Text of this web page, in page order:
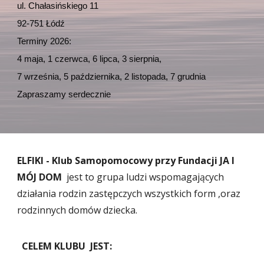
ul. Chałasińskiego 11
92-751 Łódź
Terminy 2026:
4 maja, 1 czerwca, 6 lipca, 3 sierpnia,
7 września, 5 października, 2 listopada, 7 grudnia
Zapraszamy serdecznie
ELFIKI - Klub Samopomocowy przy Fundacji JA I
MÓJ DOM jest to grupa ludzi wspomagających
działania rodzin zastępczych wszystkich form ,oraz
rodzinnych domów dziecka.
CELEM KLUBU JEST: